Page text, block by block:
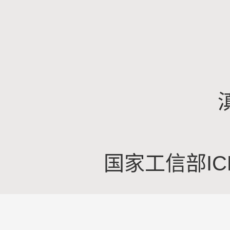
国家工信部